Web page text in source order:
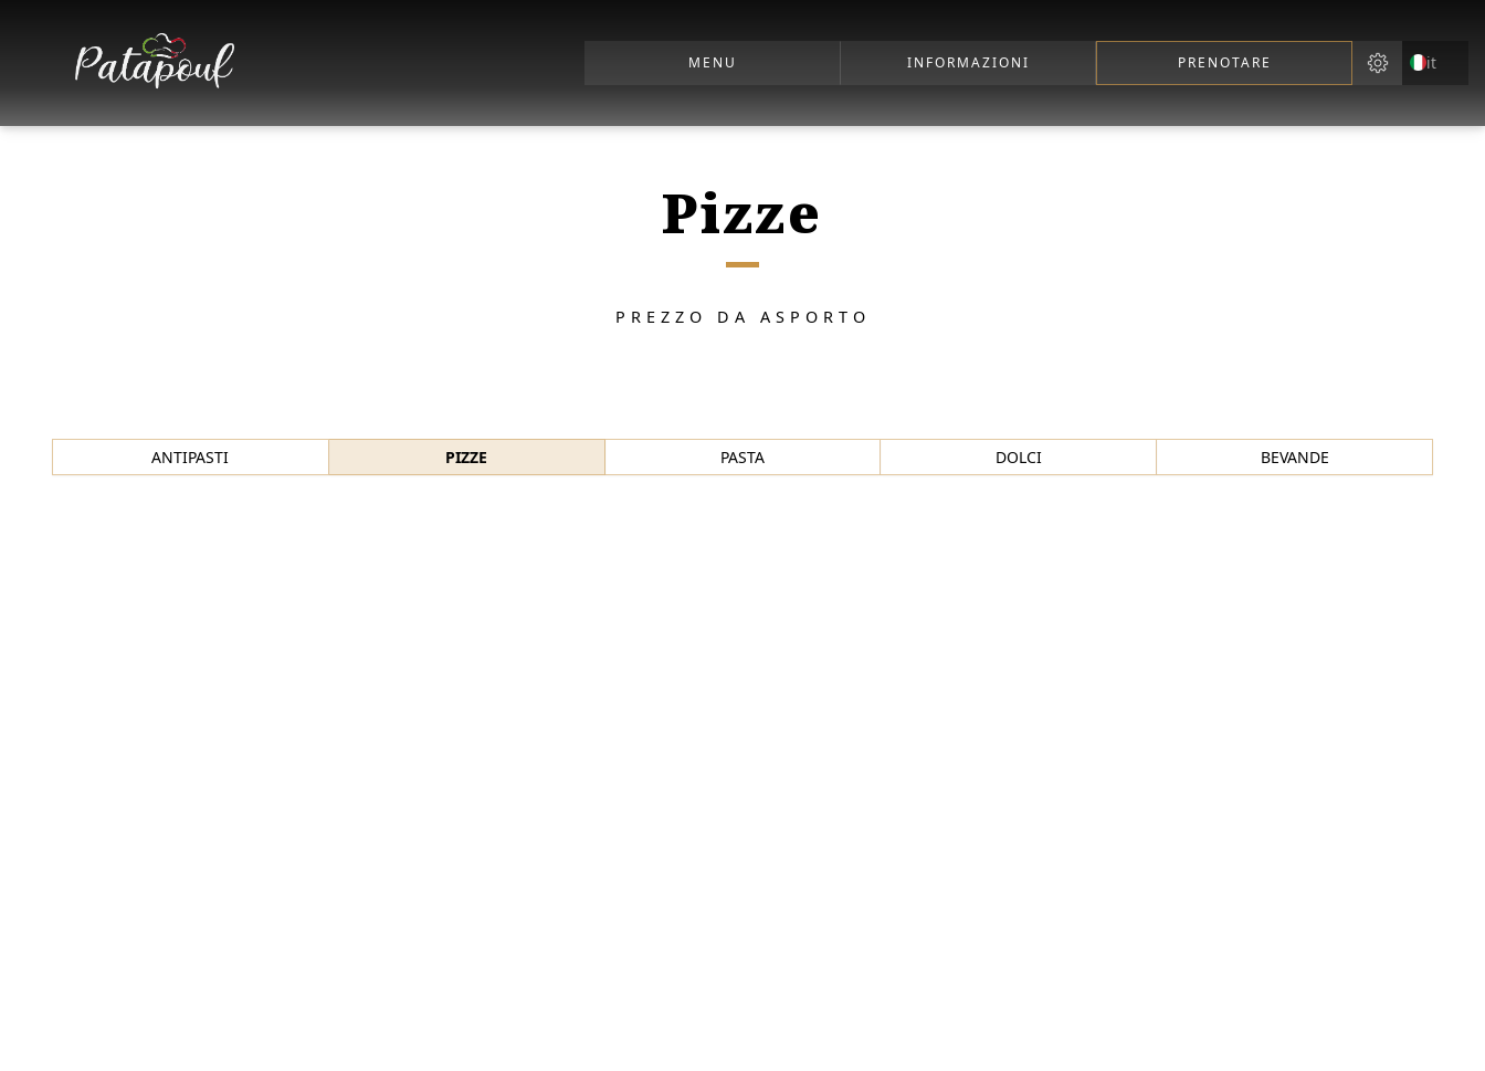
MENU INFORMAZIONI PRENOTARE it
Pizze
PREZZO DA ASPORTO
ANTIPASTI PIZZE PASTA DOLCI BEVANDE